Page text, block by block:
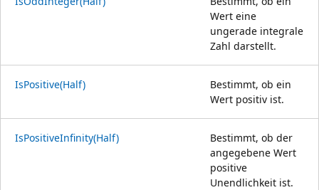
Wert eine
ungerade integrale
Zahl darstellt.
IsPositive(Half)
Bestimmt, ob ein
Wert positiv ist.
IsPositiveInfinity(Half)
Bestimmt, ob der
angegebene Wert
positive
Unendlichkeit ist.